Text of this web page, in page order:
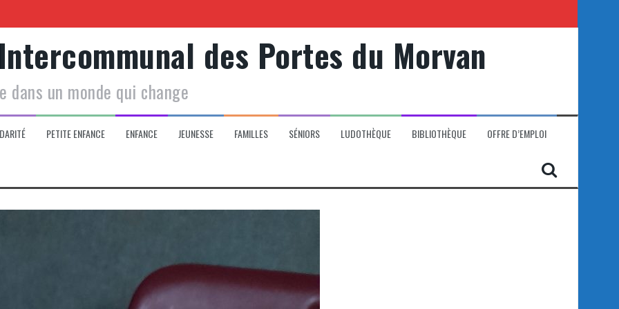
social
votre enfant
des Portes du Morvan
un monde qui change
PETITE ENFANCE ENFANCE JEUNESSE FAMILLES SÉNIORS LUDOTHÈQUE BIBLIOTHÈQUE OFFRE D’EMPLOI